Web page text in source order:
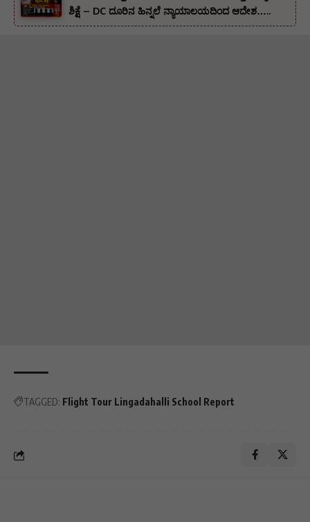
ಶಿಕ್ಷೆ – DC ದೂರಿನ ಹಿನ್ನಲೆ ನ್ಯಾಯಾಲಯದಿಂದ ಆದೇಶ…..
TAGGED: Flight Tour Lingadahalli School Report